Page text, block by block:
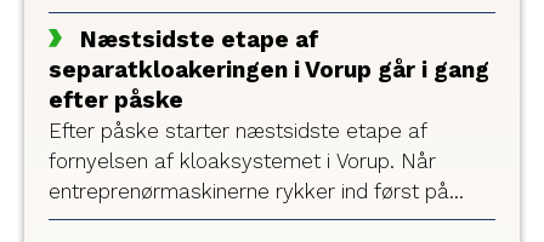
Boulevard.
Næstsidste etape af
separatkloakeringen i Vorup går i gang
efter påske
Efter påske starter næstsidste etape af
fornyelsen af kloaksystemet i Vorup. Når
entreprenørmaskinerne rykker ind først på
Skanse Allé og Sønder Allé, og sidenhen